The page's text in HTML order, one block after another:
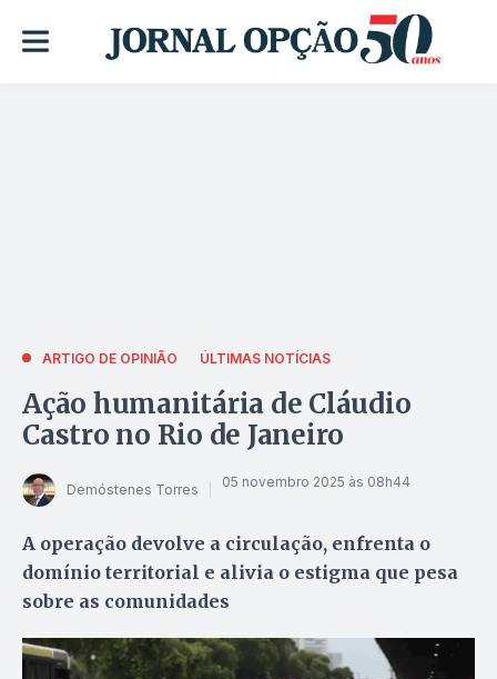
ARTIGO DE OPINIÃO ÚLTIMAS NOTÍCIAS
Ação humanitária de Cláudio
Castro no Rio de Janeiro
Demóstenes Torres 05 novembro 2025 às 08h44
A operação devolve a circulação, enfrenta o
domínio territorial e alivia o estigma que pesa
sobre as comunidades